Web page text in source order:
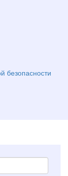
безопасности